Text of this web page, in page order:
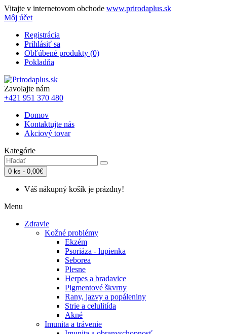
Vitajte v internetovom obchode www.prirodaplus.sk
Môj účet
Registrácia
Prihlásiť sa
Obľúbené produkty (0)
Pokladňa
Zavolajte nám
+421 951 370 480
Domov
Kontaktujte nás
Akciový tovar
Kategórie
0 ks - 0,00€
Váš nákupný košík je prázdny!
Menu
Zdravie
Kožné problémy
Ekzém
Psoriáza - lupienka
Seborea
Plesne
Herpes a bradavice
Pigmentové škvrny
Rany, jazvy a popáleniny
Strie a celulitída
Akné
Imunita a trávenie